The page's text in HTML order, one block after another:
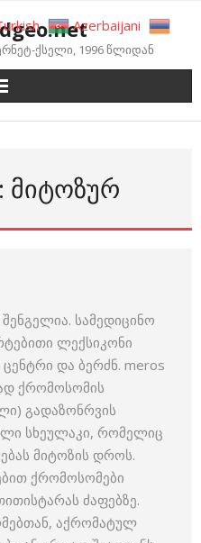
ქსელი, 1996 წლიდან
ᲛᲘᲢᲝᲖᲣᲠ
სამედიცინო
ლექსიკონი
და ბერძნ. meros
ქრომოსომის
გადაზონრვის
სხეულაკი, რომელიც
მიტოზის დროს.
ქრომოსომები
ძაფებზე.
აქრომატულ
Azerbaijani